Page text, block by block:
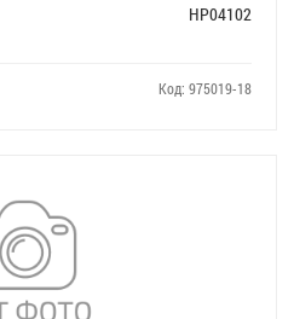
HP04102
Код: 975019-18